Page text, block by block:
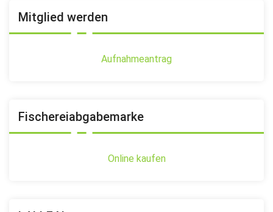
Mitglied werden
Aufnahmeantrag
Fischereiabgabemarke
Online kaufen